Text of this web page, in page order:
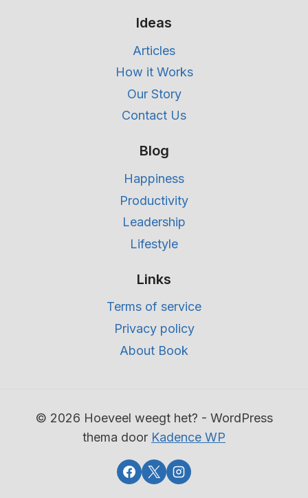
Ideas
Articles
How it Works
Our Story
Contact Us
Blog
Happiness
Productivity
Leadership
Lifestyle
Links
Terms of service
Privacy policy
About Book
© 2026 Hoeveel weegt het? - WordPress
thema door Kadence WP